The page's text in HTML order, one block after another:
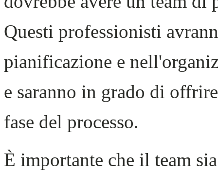
Questi professionisti
pianificazione e
e saranno in grado di
fase del processo.
È importante che il team